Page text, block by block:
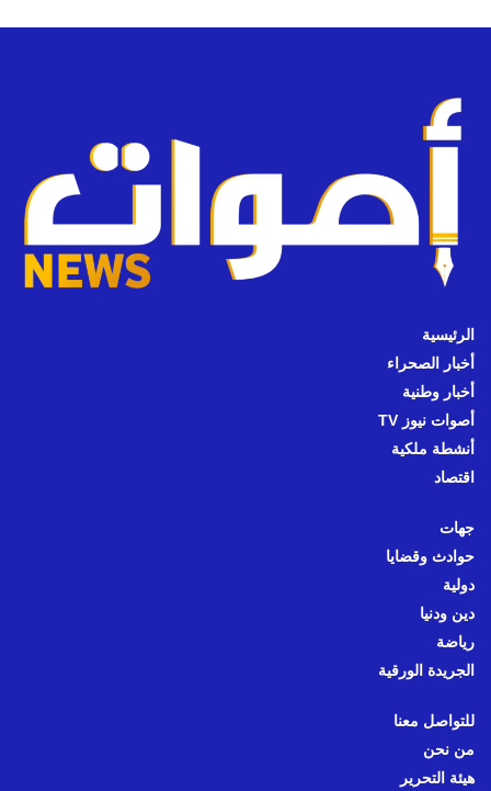
الرئيسية
أخبار الصحراء
أخبار وطنية
أصوات نيوز TV
أنشطة ملكية
اقتصاد
جهات
حوادث وقضايا
دولية
دين ودنيا
رياضة
الجريدة الورقية
للتواصل معنا
من نحن
هيئة التحرير